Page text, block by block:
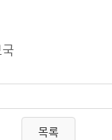
목록